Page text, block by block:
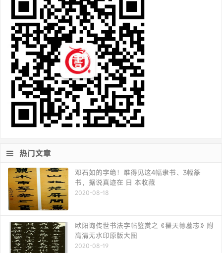
热门文章
邓石如的字绝！难得见这4幅隶书、3幅篆
书，据说真迹在 日 本收藏
2020-08-18
欧阳询传世书法字帖鉴赏之《翟天德墓志》附
高清无水印原版大图
2020-08-19